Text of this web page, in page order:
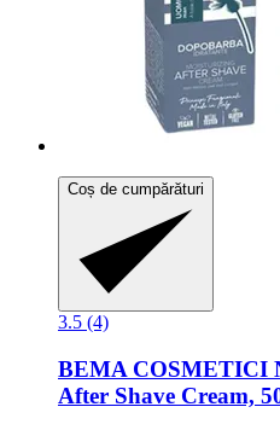
Coș de cumpărături
3.5 (4)
BEMA COSMETICI
After Shave Cream,